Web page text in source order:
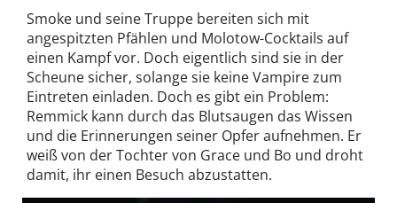
Smoke und seine Truppe bereiten sich mit
angespitzten Pfählen und Molotow-Cocktails auf
einen Kampf vor. Doch eigentlich sind sie in der
Scheune sicher, solange sie keine Vampire zum
Eintreten einladen. Doch es gibt ein Problem:
Remmick kann durch das Blutsaugen das Wissen
und die Erinnerungen seiner Opfer aufnehmen. Er
weiß von der Tochter von Grace und Bo und droht
damit, ihr einen Besuch abzustatten.